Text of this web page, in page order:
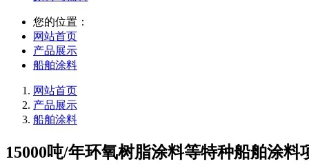
您的位置：
网站首页
产品展示
船舶涂料
网站首页
产品展示
船舶涂料
15000吨/年环氧树脂涂料等特种船舶涂料